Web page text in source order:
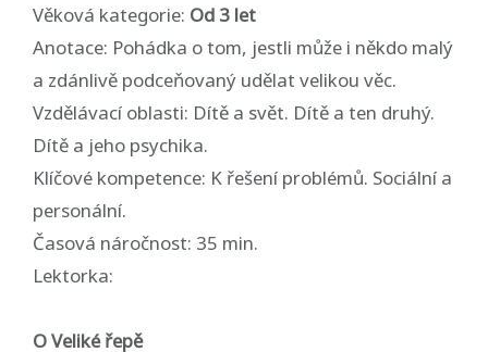
Věková kategorie: Od 3 let
Anotace: Pohádka o tom, jestli může i někdo malý
a zdánlivě podceňovaný udělat velikou věc.
Vzdělávací oblasti: Dítě a svět. Dítě a ten druhý.
Dítě a jeho psychika.
Klíčové kompetence: K řešení problémů. Sociální a
personální.
Časová náročnost: 35 min.
Lektorka:
O Veliké řepě